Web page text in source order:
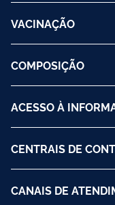
VACINAÇÃO
COMPOSIÇÃO
ACESSO À
CENTRAIS DE
CANAIS DE